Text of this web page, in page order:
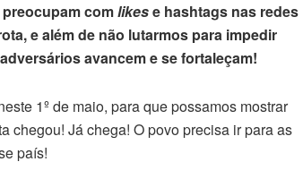
comlikese hashtags nas redes
e além de não lutarmos para impedir
avancem e se fortaleçam!
1º de maio, para que possamos mostrar
chegou! Já chega! O povo precisa ir para as
país!